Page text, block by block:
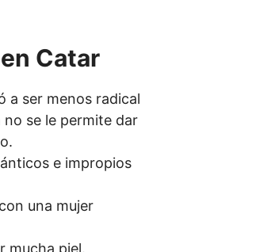
Catar
a ser menos radical
no se le permite dar
e impropios
una mujer